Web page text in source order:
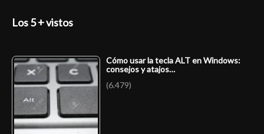
Los 5 + vistos
Cómo usar la tecla ALT en Windows:
consejos y atajos…
(6.479)